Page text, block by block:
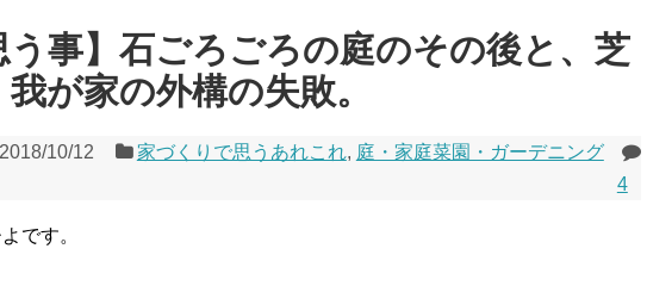
う事】石ごろごろの庭のその後と、芝
が家の外構の失敗。
2018/10/12 家づくりで思うあれこれ, 庭・家庭菜園・ガーデニング
4
です。